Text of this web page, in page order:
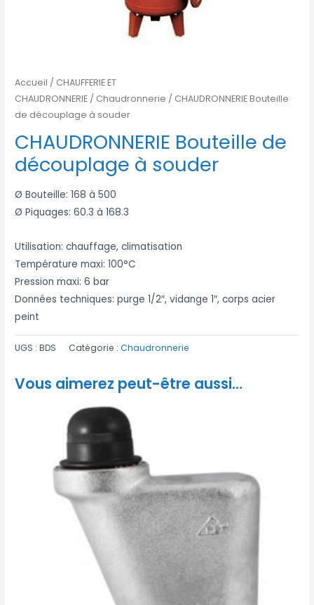
Accueil / CHAUFFERIE ET
CHAUDRONNERIE / Chaudronnerie / CHAUDRONNERIE Bouteille
de découplage à souder
CHAUDRONNERIE Bouteille de
découplage à souder
Ø Bouteille: 168 à 500
Ø Piquages: 60.3 à 168.3
Utilisation: chauffage, climatisation
Température maxi: 100°C
Pression maxi: 6 bar
Données techniques: purge 1/2″, vidange 1″, corps acier
peint
UGS :BDS Catégorie :Chaudronnerie
Vous aimerez peut-être aussi…